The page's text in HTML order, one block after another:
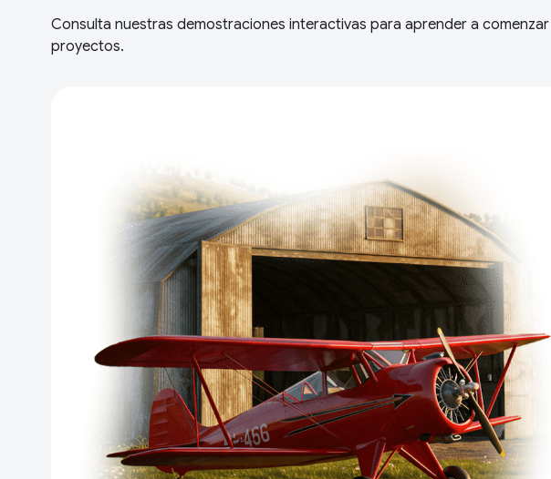
Consulta nuestras demostraciones interactivas para aprender a
proyectos.